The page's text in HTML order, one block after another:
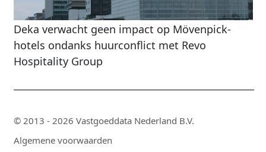
Deka verwacht geen impact op Mövenpick-
hotels ondanks huurconflict met Revo
Hospitality Group
© 2013 - 2026 Vastgoeddata Nederland B.V.
Algemene voorwaarden